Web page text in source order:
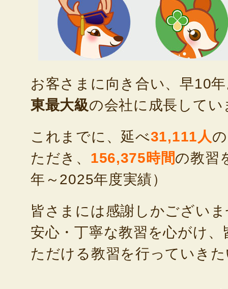
お客さまに向き合い、早10
東最大級の会社に成長してい
これまでに、延べ31,111人
ただき、 156,375時間の教習
年～2025年度実績）
皆さまには感謝しかござい
安心・丁寧な教習を心がけ
ただける教習を行っていき